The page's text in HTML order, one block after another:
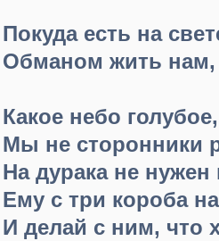
Покуда есть на
Обманом жить нам,
Какое небо голубое,
Мы не сторонники
На дурака не нужен
Ему с три короба
И делай с ним, что